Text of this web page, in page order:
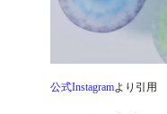
公式Instagramより引用